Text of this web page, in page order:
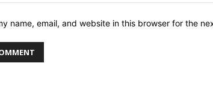
name, email, and website in this browser for the